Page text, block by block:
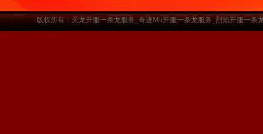
版权所有：天龙开服一条龙服务_奇迹Mu开服一条龙服务_烈焰开服一条